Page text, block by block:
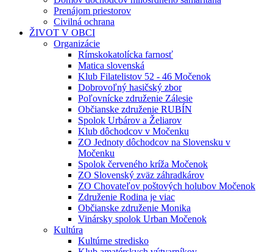
Prenájom priestorov
Civilná ochrana
ŽIVOT V OBCI
Organizácie
Rímskokatolícka farnosť
Matica slovenská
Klub Filatelistov 52 - 46 Močenok
Dobrovoľný hasičský zbor
Poľovnícke združenie Zálesie
Občianske združenie RUBÍN
Spolok Urbárov a Želiarov
Klub dôchodcov v Močenku
ZO Jednoty dôchodcov na Slovensku v
Močenku
Spolok červeného kríža Močenok
ZO Slovenský zväz záhradkárov
ZO Chovateľov poštových holubov Močenok
Združenie Rodina je viac
Občianske združenie Monika
Vinársky spolok Urban Močenok
Kultúra
Kultúrne stredisko